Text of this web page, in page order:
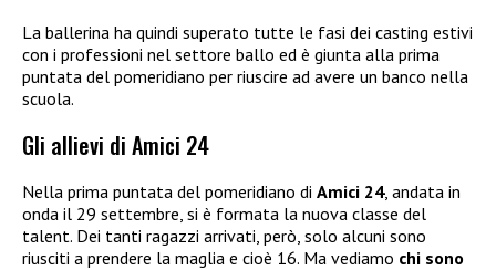
La ballerina ha quindi superato tutte le fasi dei casting estivi
con i professioni nel settore ballo ed è giunta alla prima
puntata del pomeridiano per riuscire ad avere un banco nella
scuola.
Gli allievi di Amici 24
Nella prima puntata del pomeridiano di Amici 24, andata in
onda il 29 settembre, si è formata la nuova classe del
talent. Dei tanti ragazzi arrivati, però, solo alcuni sono
riusciti a prendere la maglia e cioè 16. Ma vediamo chi sono